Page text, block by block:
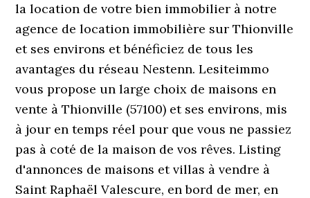
la location de votre bien immobilier à notre
agence de location immobilière sur Thionville
et ses environs et bénéficiez de tous les
avantages du réseau Nestenn. Lesiteimmo
vous propose un large choix de maisons en
vente à Thionville (57100) et ses environs, mis
à jour en temps réel pour que vous ne passiez
pas à coté de la maison de vos rêves. Listing
d'annonces de maisons et villas à vendre à
Saint Raphaël Valescure, en bord de mer, en